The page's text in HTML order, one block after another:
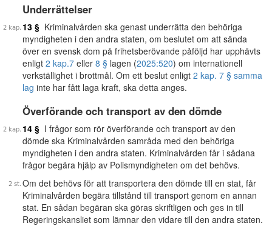
Underrättelser
13 § Kriminalvården ska genast underrätta den behöriga
myndigheten i den andra staten, om beslutet om att sända
över en svensk dom på frihetsberövande påföljd har upphävts
enligt 2 kap.7 eller 8 § lagen (2025:520) om internationell
verkställighet i brottmål. Om ett beslut enligt 2 kap. 7 § samma
lag inte har fått laga kraft, ska detta anges.
Överförande och transport av den dömde
14 § I frågor som rör överförande och transport av den
dömde ska Kriminalvården samråda med den behöriga
myndigheten i den andra staten. Kriminalvården får i sådana
frågor begära hjälp av Polismyndigheten om det behövs.
Om det behövs för att transportera den dömde till en stat, får
Kriminalvården begära tillstånd till transport genom en annan
stat. En sådan begäran ska göras skriftligen och ges in till
Regeringskansliet som lämnar den vidare till den andra staten.